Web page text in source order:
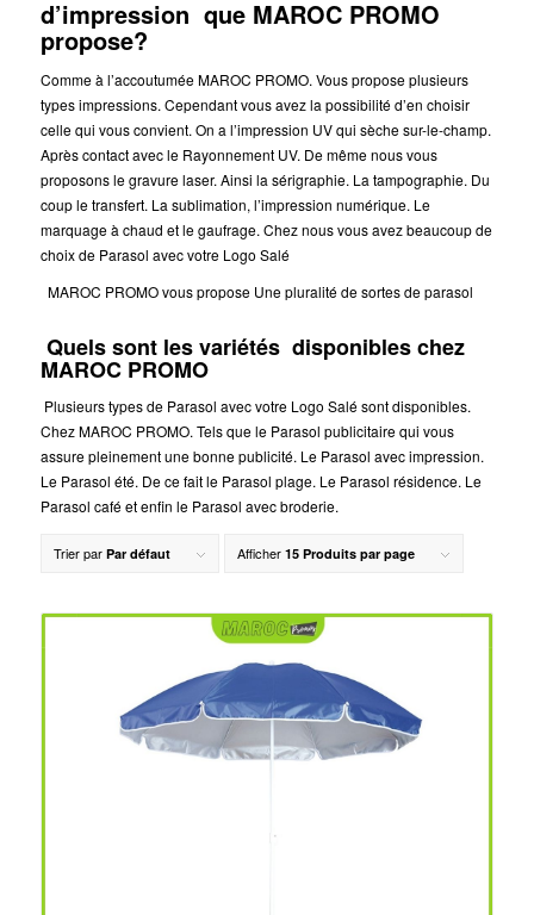
d’impression que MAROC PROMO
propose?
Comme à l’accoutumée MAROC PROMO. Vous propose plusieurs
types impressions. Cependant vous avez la possibilité d’en choisir
celle qui vous convient. On a l’impression UV qui sèche sur-le-champ.
Après contact avec le Rayonnement UV. De même nous vous
proposons le gravure laser. Ainsi la sérigraphie. La tampographie. Du
coup le transfert. La sublimation, l’impression numérique. Le
marquage à chaud et le gaufrage. Chez nous vous avez beaucoup de
choix de Parasol avec votre Logo Salé
MAROC PROMO vous propose Une pluralité de sortes de parasol
Quels sont les variétés disponibles chez
MAROC PROMO
Plusieurs types de Parasol avec votre Logo Salé sont disponibles.
Chez MAROC PROMO. Tels que le Parasol publicitaire qui vous
assure pleinement une bonne publicité. Le Parasol avec impression.
Le Parasol été. De ce fait le Parasol plage. Le Parasol résidence. Le
Parasol café et enfin le Parasol avec broderie.
Trier par Par défaut Afficher 15 Produits par page